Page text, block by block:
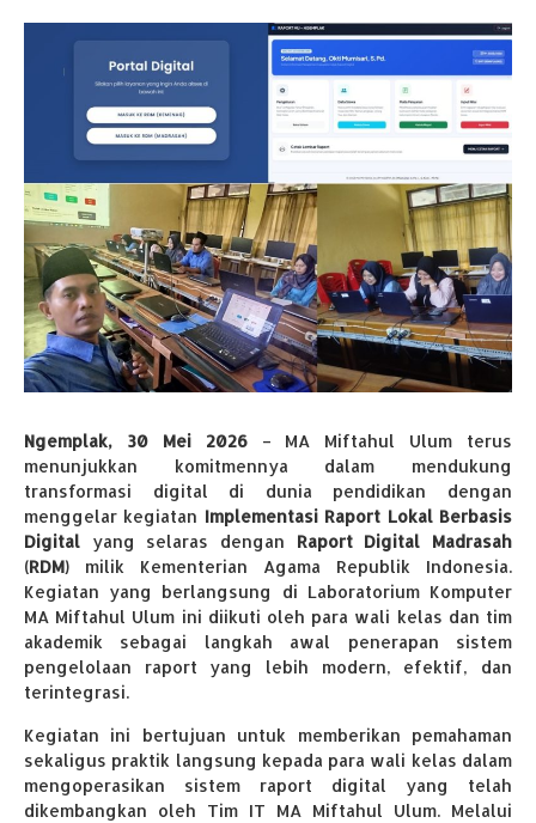
Ngemplak, 30 Mei 2026– MA Miftahul Ulum terus
menunjukkan komitmennya dalam mendukung
transformasi digital di dunia pendidikan dengan
menggelar kegiatan Implementasi Raport Lokal Berbasis
Digital yang selaras dengan Raport Digital Madrasah
(RDM) milik Kementerian Agama Republik Indonesia.
Kegiatan yang berlangsung di Laboratorium Komputer
MA Miftahul Ulum ini diikuti oleh para wali kelas dan tim
akademik sebagai langkah awal penerapan sistem
pengelolaan raport yang lebih modern, efektif, dan
terintegrasi.
Kegiatan ini bertujuan untuk memberikan pemahaman
sekaligus praktik langsung kepada para wali kelas dalam
mengoperasikan sistem raport digital yang telah
dikembangkan oleh Tim IT MA Miftahul Ulum. Melalui